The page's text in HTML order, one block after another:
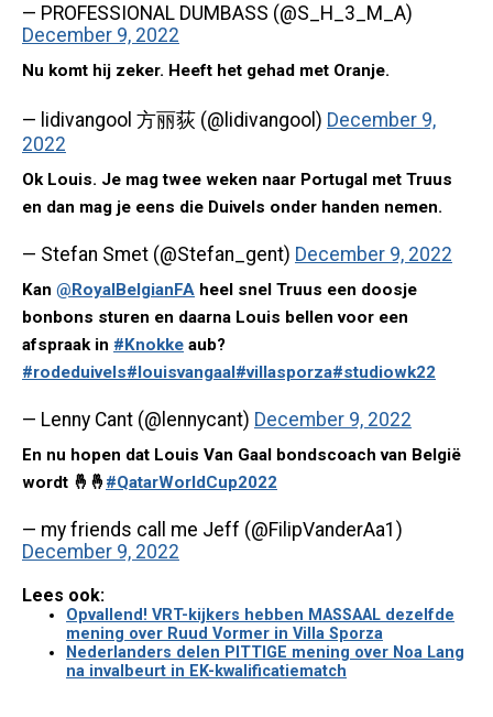
— PROFESSIONAL DUMBASS (@S_H_3_M_A)
December 9, 2022
Nu komt hij zeker. Heeft het gehad met Oranje.
— lidivangool 方丽荻 (@lidivangool) December 9,
2022
Ok Louis. Je mag twee weken naar Portugal met Truus
en dan mag je eens die Duivels onder handen nemen.
— Stefan Smet (@Stefan_gent) December 9, 2022
Kan @RoyalBelgianFA heel snel Truus een doosje
bonbons sturen en daarna Louis bellen voor een
afspraak in #Knokke aub?
#rodeduivels#louisvangaal#villasporza#studiowk22
— Lenny Cant (@lennycant) December 9, 2022
En nu hopen dat Louis Van Gaal bondscoach van België
wordt 🤞🤞 #QatarWorldCup2022
— my friends call me Jeff (@FilipVanderAa1)
December 9, 2022
Lees ook:
Opvallend! VRT-kijkers hebben MASSAAL dezelfde
mening over Ruud Vormer in Villa Sporza
Nederlanders delen PITTIGE mening over Noa Lang
na invalbeurt in EK-kwalificatiematch